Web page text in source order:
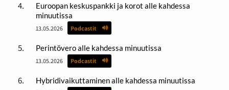
Euroopan keskuspankki ja korot alle kahdessa
minuutissa
13.05.2026 Podcastit
Perintövero alle kahdessa minuutissa
13.05.2026 Podcastit
Hybridivaikuttaminen alle kahdessa minuutissa